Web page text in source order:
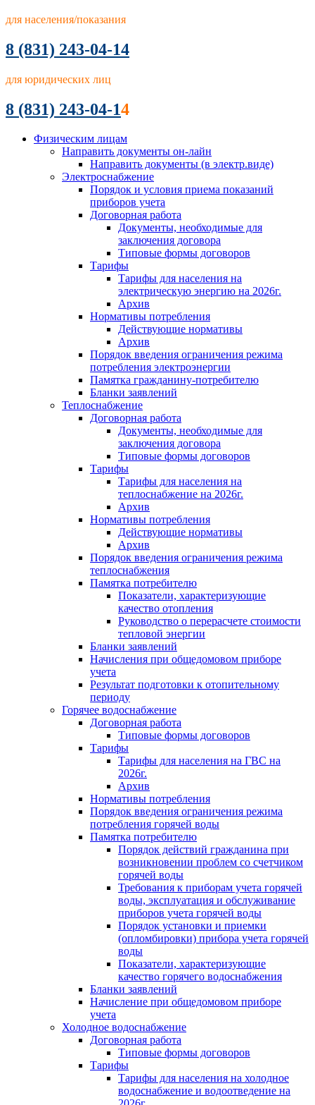
для населения/показания
8 (831) 243-04-14
для юридических лиц
8 (831) 243-04-14
Физическим лицам
Направить документы он-лайн
Направить документы (в электр.виде)
Электроснабжение
Порядок и условия приема показаний
приборов учета
Договорная работа
Документы, необходимые для
заключения договора
Типовые формы договоров
Тарифы
Тарифы для населения на
электрическую энергию на 2026г.
Архив
Нормативы потребления
Действующие нормативы
Архив
Порядок введения ограничения режима
потребления электроэнергии
Памятка гражданину-потребителю
Бланки заявлений
Теплоснабжение
Договорная работа
Документы, необходимые для
заключения договора
Типовые формы договоров
Тарифы
Тарифы для населения на
теплоснабжение на 2026г.
Архив
Нормативы потребления
Действующие нормативы
Архив
Порядок введения ограничения режима
теплоснабжения
Памятка потребителю
Показатели, характеризующие
качество отопления
Руководство о перерасчете стоимости
тепловой энергии
Бланки заявлений
Начисления при общедомовом приборе
учета
Результат подготовки к отопительному
периоду
Горячее водоснабжение
Договорная работа
Типовые формы договоров
Тарифы
Тарифы для населения на ГВС на
2026г.
Архив
Нормативы потребления
Порядок введения ограничения режима
потребления горячей воды
Памятка потребителю
Порядок действий гражданина при
возникновении проблем со счетчиком
горячей воды
Требования к приборам учета горячей
воды, эксплуатация и обслуживание
приборов учета горячей воды
Порядок установки и приемки
(опломбировки) прибора учета горячей
воды
Показатели, характеризующие
качество горячего водоснабжения
Бланки заявлений
Начисление при общедомовом приборе
учета
Холодное водоснабжение
Договорная работа
Типовые формы договоров
Тарифы
Тарифы для населения на холодное
водоснабжение и водоотведение на